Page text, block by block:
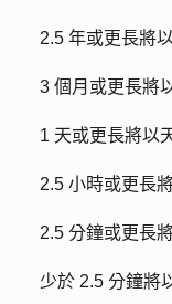
2.5 年或更長將
3 個月或更長將
1 天或更長將以
2.5 小時或更長
2.5 分鐘或更長
少於 2.5 分鐘將